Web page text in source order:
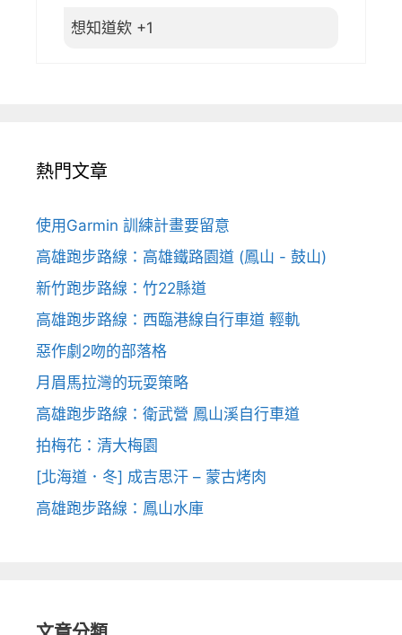
想知道欸 +1
熱門文章
使用Garmin 訓練計畫要留意
高雄跑步路線：高雄鐵路園道 (鳳山 - 鼓山)
新竹跑步路線：竹22縣道
高雄跑步路線：西臨港線自行車道 輕軌
惡作劇2吻的部落格
月眉馬拉灣的玩耍策略
高雄跑步路線：衛武營 鳳山溪自行車道
拍梅花：清大梅園
[北海道．冬] 成吉思汗 – 蒙古烤肉
高雄跑步路線：鳳山水庫